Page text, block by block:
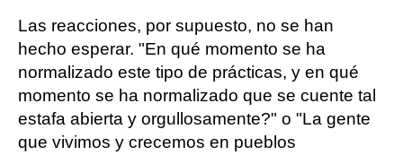
Las reacciones, por supuesto, no se han
hecho esperar. "En qué momento se ha
normalizado este tipo de prácticas, y en qué
momento se ha normalizado que se cuente tal
estafa abierta y orgullosamente?" o "La gente
que vivimos y crecemos en pueblos